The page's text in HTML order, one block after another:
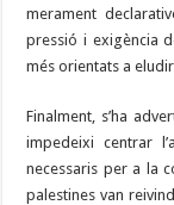
merament
pressió i exigència
més orientats a
Finalment, s’ha
impedeixi centrar
necessaris per a la
palestines van